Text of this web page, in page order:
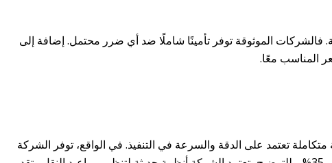
فالشركات الموثوقة توفر تأمينًا شاملًا ضد أي ضرر محتمل. إضافة إلى
المناسب معًا.
متكاملة تعتمد على الدقة والسرعة في التنفيذ. في الواقع، توفر الشركة